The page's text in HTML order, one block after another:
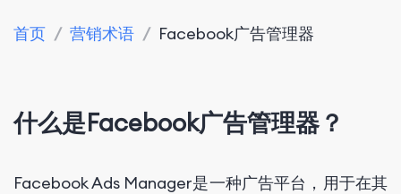
首页 / 营销术语 / Facebook广告管理器
什么是Facebook广告管理器？
Facebook Ads Manager是一种广告平台，用于在其